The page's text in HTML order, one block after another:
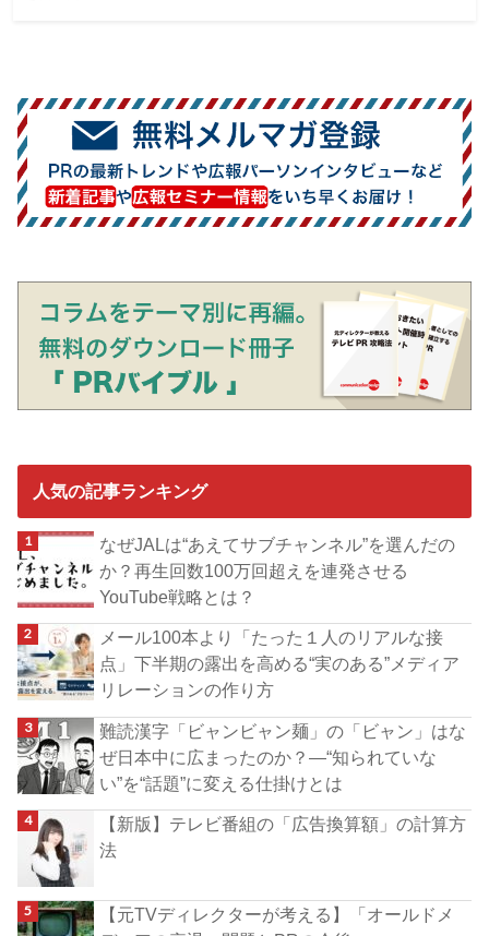
人気の記事ランキング
なぜJALは“あえてサブチャンネル”を選んだの
か？再生回数100万回超えを連発させる
YouTube戦略とは？
メール100本より「たった１人のリアルな接
点」下半期の露出を高める“実のある”メディア
リレーションの作り方
難読漢字「ビャンビャン麺」の「ビャン」はな
ぜ日本中に広まったのか？―“知られていな
い”を“話題”に変える仕掛けとは
【新版】テレビ番組の「広告換算額」の計算方
法
【元TVディレクターが考える】「オールドメ